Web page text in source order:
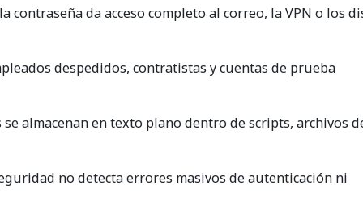
contraseña da acceso completo al correo, la VPN o los
despedidos, contratistas y cuentas de prueba
se almacenan en texto plano dentro de scripts, archivos
no detecta errores masivos de autenticación ni